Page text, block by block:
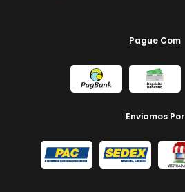
Pague Com
Enviamos Por